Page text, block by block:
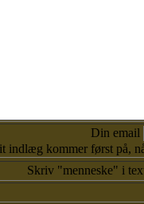
Din email
indlæg kommer først på,
Skriv "menneske" i